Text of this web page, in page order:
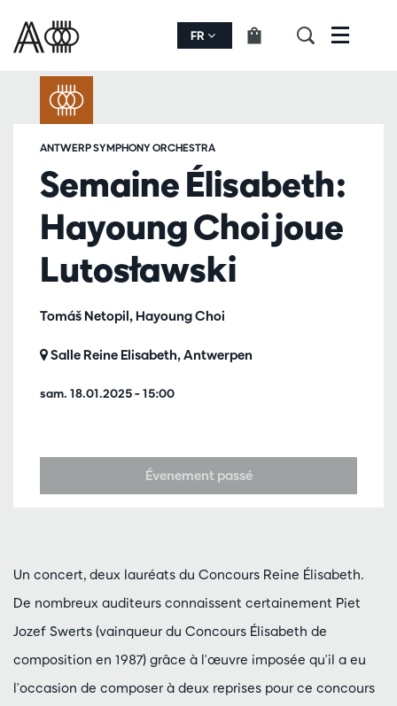
FR Menu
Semaine Élisabeth:
Hayoung Choi joue
Lutosławski
Tomáš Netopil, Hayoung Choi
ANTWERP SYMPHONY ORCHESTRA
sam. 18.01.2025– 15:00
Salle Reine Elisabeth, Antwerpen
Évenement passé
Un concert, deux lauréats du Concours Reine Élisabeth.
De nombreux auditeurs connaissent certainement Piet
Jozef Swerts (vainqueur du Concours Élisabeth de
composition en 1987) grâce à l'œuvre imposée qu'il a eu
l'occasion de composer à deux reprises pour ce concours